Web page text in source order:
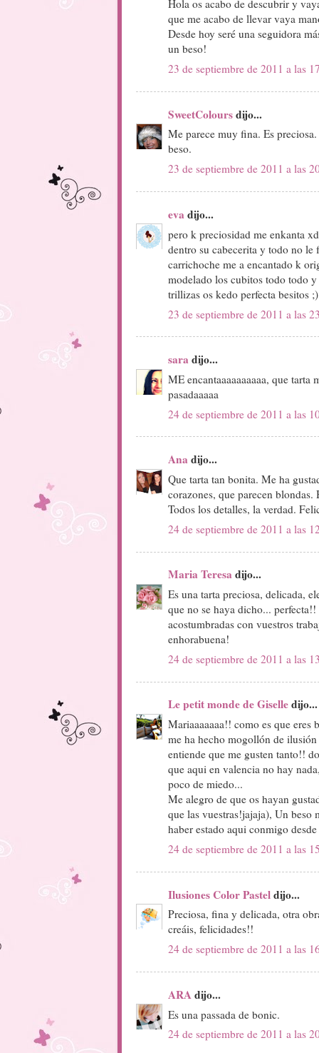
Hola os acabo de descubrir y
que me acabo de llevar vaya
Desde hoy seré una seguidora
un beso!
23 de septiembre de 2011 a las
SweetColoursdijo...
Me parece muy fina. Es
beso.
23 de septiembre de 2011 a las
evadijo...
pero k preciosidad me enkanta
dentro su cabecerita y todo no le
carrichoche me a encantado k
modelado los cubitos todo todo
trillizas os kedo perfecta besitos ;)
23 de septiembre de 2011 a las
saradijo...
ME encantaaaaaaaaaa, que tarta
pasadaaaaa
24 de septiembre de 2011 a las
Anadijo...
Que tarta tan bonita. Me ha
corazones, que parecen blondas.
Todos los detalles, la verdad.
24 de septiembre de 2011 a las
Maria Teresadijo...
Es una tarta preciosa, delicada,
que no se haya dicho...
acostumbradas con vuestros
enhorabuena!
24 de septiembre de 2011 a las
Le petit monde de Giselledijo...
Mariaaaaaaa!! como es que
me ha hecho mogollón de
entiende que me gusten tanto!!
que aqui en valencia no hay
poco de miedo...
Me alegro de que os hayan
que las vuestras!jajaja), Un beso
haber estado aqui conmigo
24 de septiembre de 2011 a las
Ilusiones Color Pasteldijo...
Preciosa, fina y delicada, otra
creáis, felicidades!!
24 de septiembre de 2011 a las
ARAdijo...
Es una passada de bonic.
24 de septiembre de 2011 a las